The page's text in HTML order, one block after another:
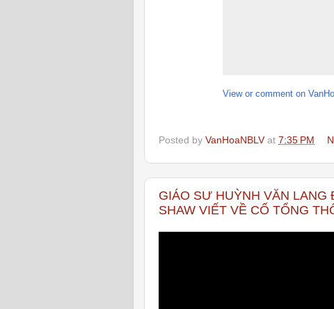
View or comment on
Posted by VanHoaNBLV at 7:35 PM
GIÁO SƯ HUỲNH VĂN LANG
SHAW VIẾT VỀ CỐ TỔNG